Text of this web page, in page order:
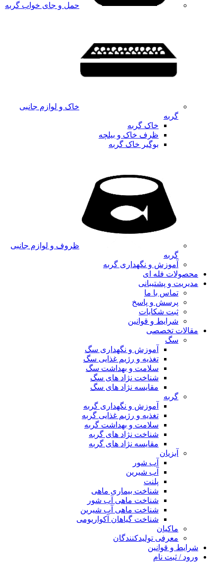
حمل و جای خواب گربه
خاک و لوازم جانبی
گربه
خاک گربه
ظرف خاک و بیلچه
بوگیر خاک گربه
ظروف و لوازم جانبی
گربه
آموزش و نگهداری گربه
محصولات فله ای
مدیریت و پشتیبانی
تماس با ما
پرسش و پاسخ
ثبت شکایات
شرایط و قوانین
مقالات تخصصی
سگ
آموزش و نگهداری سگ
تغذیه و رژیم غذایی سگ
سلامت و بهداشت سگ
شناخت نژاد های سگ
مقایسه نژاد های سگ
گربه
آموزش و نگهداری گربه
تغذیه و رژیم غذایی گربه
سلامت و بهداشت گربه
شناخت نژاد های گربه
مقایسه نژاد های گربه
آبزیان
آب شور
آب شیرین
پلنت
شناخت بیماری ماهی
شناخت ماهی آب شور
شناخت ماهی آب شیرین
شناخت گیاهان آکواریومی
ماکیان
معرفی تولیدکنندگان
شرایط و قوانین
ورود / ثبت نام